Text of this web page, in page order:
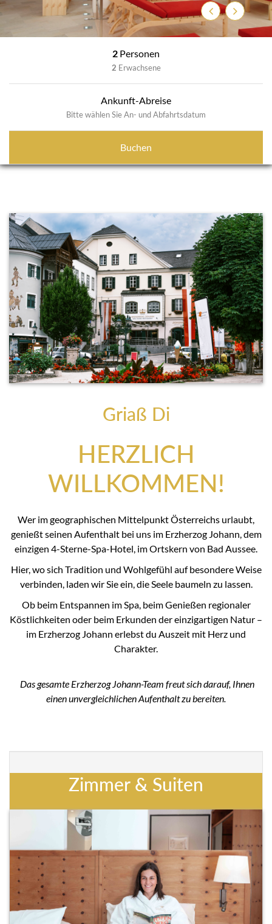
ZurückWeiter
2 Personen
2 Erwachsene
Ankunft-Abreise
Bitte wählen Sie An- und Abfahrtsdatum
Buchen
Griaß Di
HERZLICH
WILLKOMMEN!
Wer im geographischen Mittelpunkt Österreichs urlaubt,
genießt seinen Aufenthalt bei uns im Erzherzog Johann, dem
einzigen 4-Sterne-Spa-Hotel, im Ortskern von Bad Aussee.
Hier, wo sich Tradition und Wohlgefühl auf besondere Weise
verbinden, laden wir Sie ein, die Seele baumeln zu lassen.
Ob beim Entspannen im Spa, beim Genießen regionaler
Köstlichkeiten oder beim Erkunden der einzigartigen Natur –
im Erzherzog Johann erlebst du Auszeit mit Herz und
Charakter.
Das gesamte Erzherzog Johann-Team freut sich darauf, Ihnen
einen unvergleichlichen Aufenthalt zu bereiten.
Zimmer & Suiten